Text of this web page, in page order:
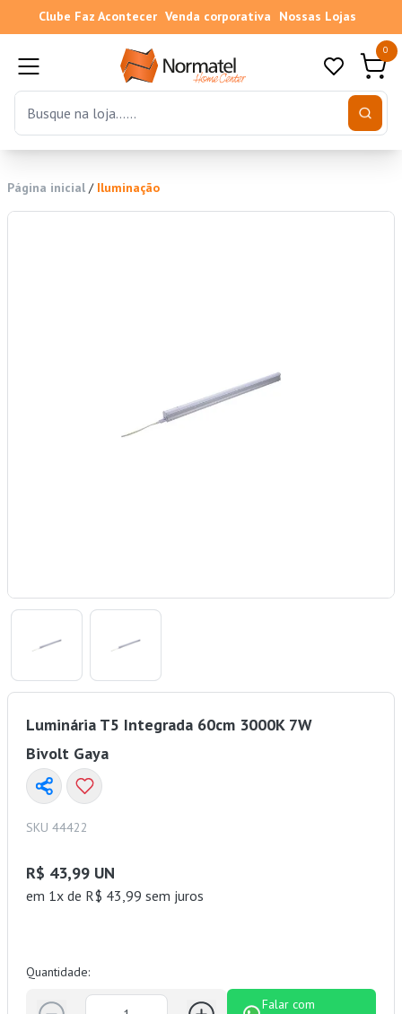
Clube Faz Acontecer Venda corporativa Nossas Lojas
0
Página inicial / Iluminação
Luminária T5 Integrada 60cm 3000K 7W
Bivolt Gaya
SKU 44422
R$ 43,99 UN
em 1x de R$ 43,99 sem juros
Quantidade:
Falar com